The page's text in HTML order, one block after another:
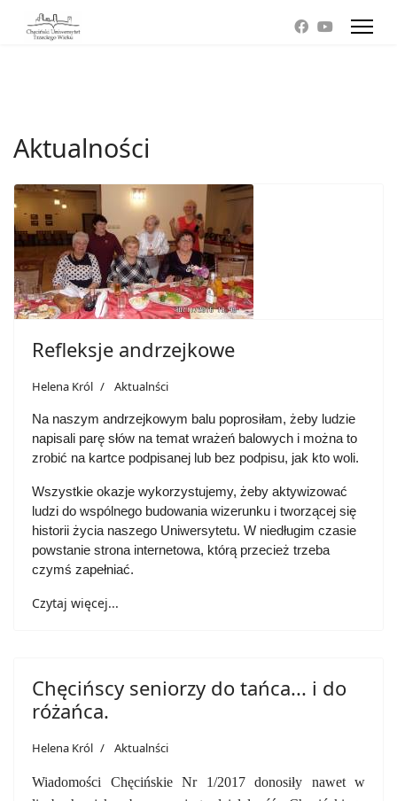
Aktualności
Refleksje andrzejkowe
Helena Król Aktualnści
Na naszym andrzejkowym balu poprosiłam, żeby ludzie
napisali parę słów na temat wrażeń balowych i można to
zrobić na kartce podpisanej lub bez podpisu, jak kto woli.
Wszystkie okazje wykorzystujemy, żeby aktywizować
ludzi do wspólnego budowania wizerunku i tworzącej się
historii życia naszego Uniwersytetu. W niedługim czasie
powstanie strona internetowa, którą przecież trzeba
czymś zapełniać.
Czytaj więcej...
Chęcińscy seniorzy do tańca... i do
różańca.
Helena Król Aktualnści
Wiadomości Chęcińskie Nr 1/2017 donosiły nawet w